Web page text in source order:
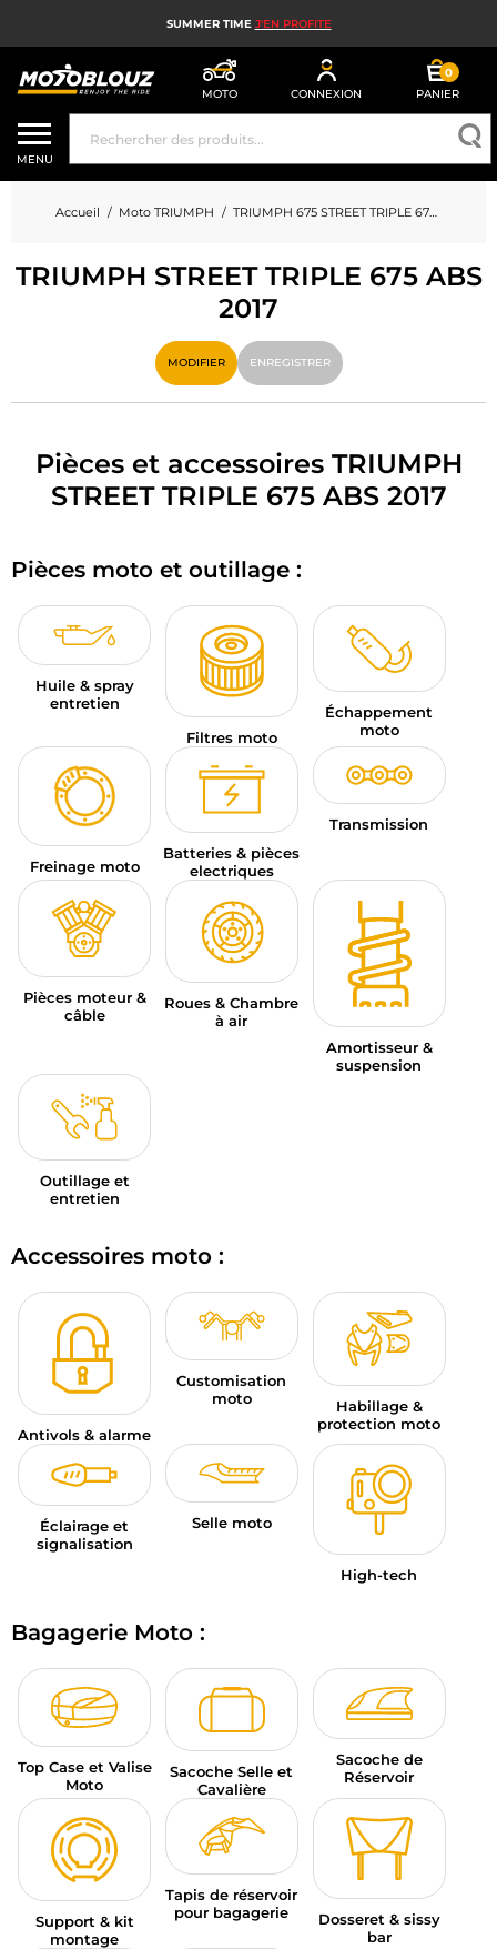
SUMMER TIME J'EN PROFITE
MOTO CONNEXION
0
PANIER
CASQUE MOTO
ÉQUIPEMENT MOTO HOMME
ÉQUIPEMENT MOTO FEMME
MX, ENDURO ET TRIAL
HIGH TECH MOTO
AIRBAG MOTO
ACCESSOIRES MOTO
PNEUS MOTO
SPORTSWEAR
BONS PLANS ET PROMO
CARTES CADEAUX
FR | EUR € — MODIFIER
MARQUES
CONSEILS
NOUS CONTACTER
MENU
Accueil Moto TRIUMPH TRIUMPH 675 STREET TRIPLE 675 ABS
TRIUMPH STREET TRIPLE 675 ABS
2017
MODIFIER ENREGISTRER
Pièces et accessoires TRIUMPH
STREET TRIPLE 675 ABS 2017
Pièces moto et outillage :
Huile & spray
entretien
Filtres moto
Échappement
moto
Freinage moto
Batteries & pièces
electriques
Transmission
Pièces moteur &
câble
Roues & Chambre
à air
Amortisseur &
suspension
Outillage et
entretien
Accessoires moto :
Antivols & alarme
Customisation
moto
Habillage &
protection moto
Éclairage et
signalisation
Selle moto
High-tech
Bagagerie Moto :
Top Case et Valise
Moto
Sacoche Selle et
Cavalière
Sacoche de
Réservoir
Support & kit
montage
Tapis de réservoir
pour bagagerie
Dosseret & sissy
bar